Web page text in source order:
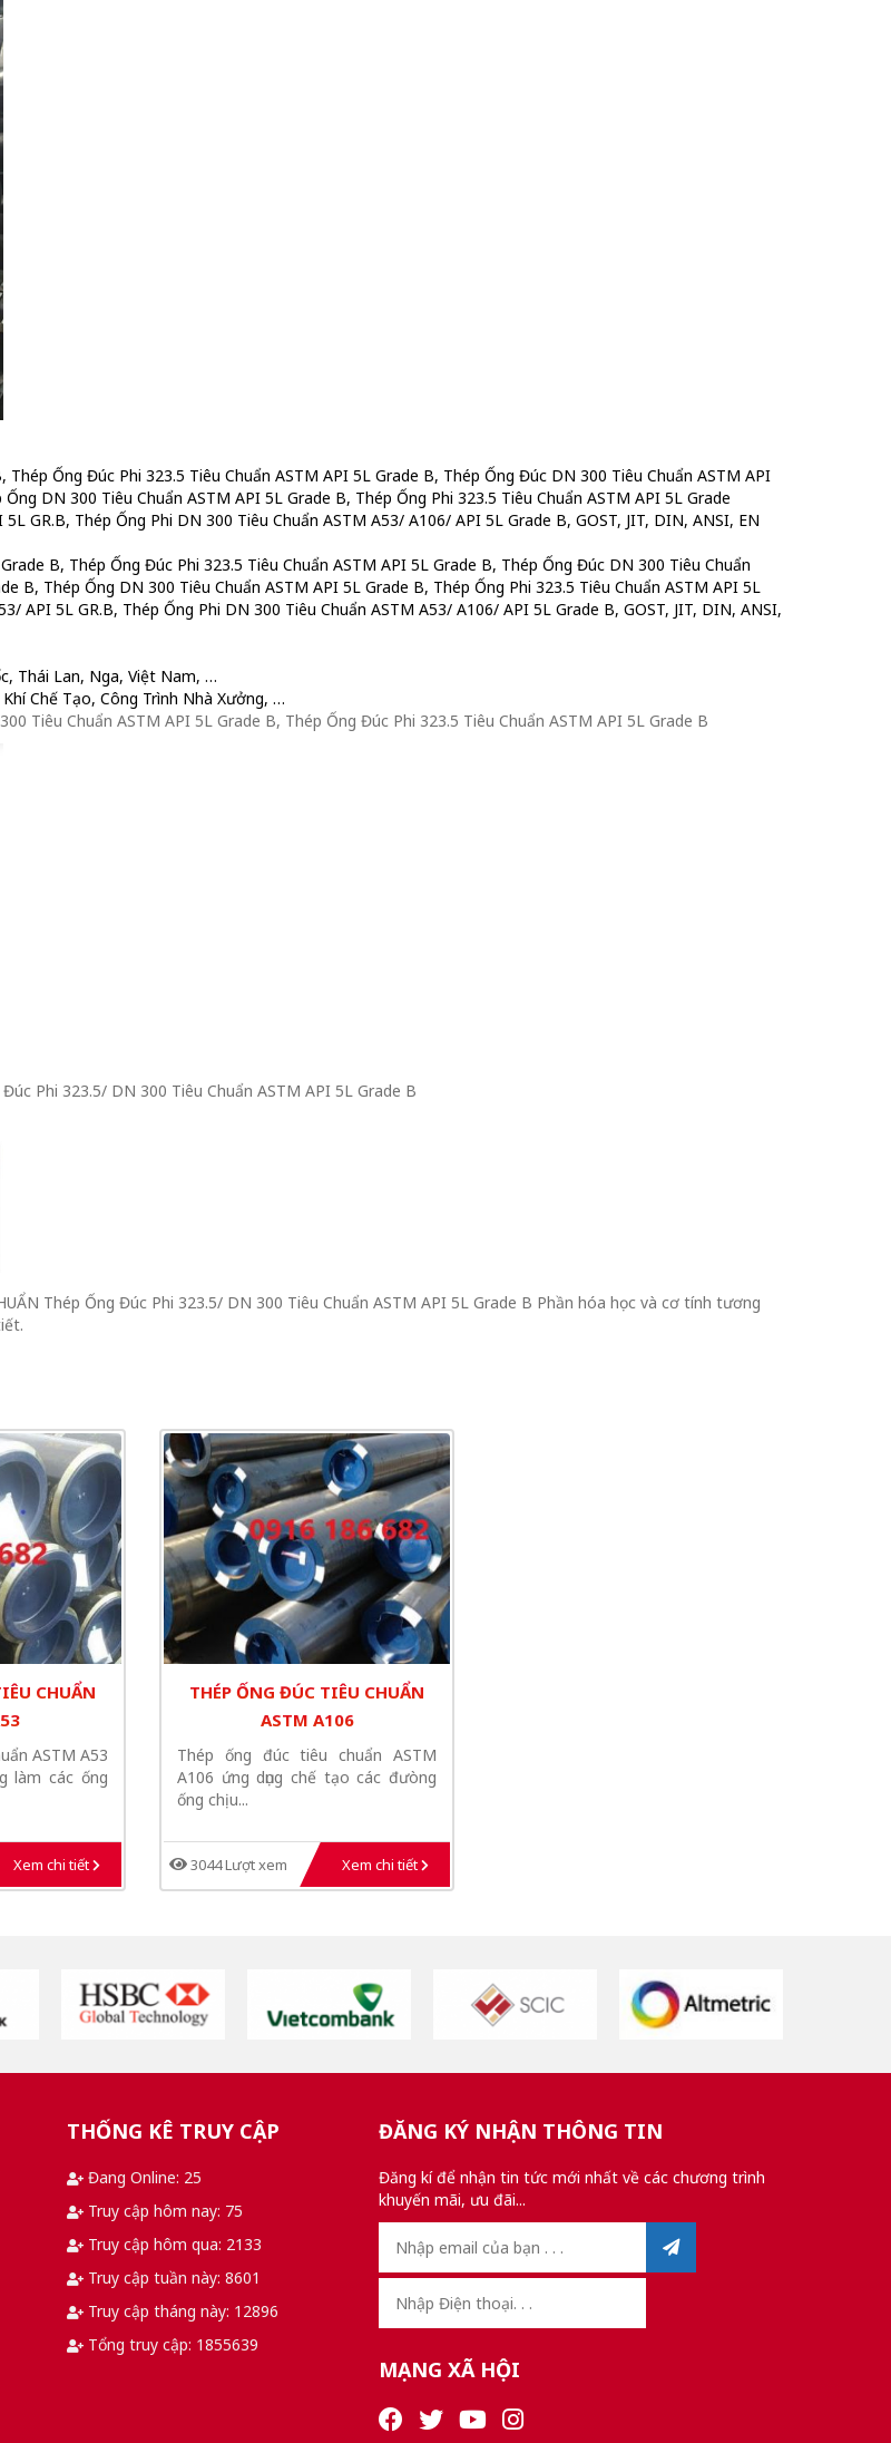
Thép Ống Đúc Phi 323.5 Tiêu Chuẩn ASTM API 5L Grade B, Thép Ống Đúc DN 300 Tiêu Chuẩn ASTM API
DN 300 Tiêu Chuẩn ASTM API 5L Grade B, Thép Ống Phi 323.5 Tiêu Chuẩn ASTM API 5L Grade
GR.B, Thép Ống Phi DN 300 Tiêu Chuẩn ASTM A53/ A106/ API 5L Grade B, GOST, JIT, DIN, ANSI, EN
B, Thép Ống Đúc Phi 323.5 Tiêu Chuẩn ASTM API 5L Grade B, Thép Ống Đúc DN 300 Tiêu Chuẩn
B, Thép Ống DN 300 Tiêu Chuẩn ASTM API 5L Grade B, Thép Ống Phi 323.5 Tiêu Chuẩn ASTM API 5L
API 5L GR.B, Thép Ống Phi DN 300 Tiêu Chuẩn ASTM A53/ A106/ API 5L Grade B, GOST, JIT, DIN, ANSI,
Thái Lan, Nga, Việt Nam, …
Khí Chế Tạo, Công Trình Nhà Xưởng, …
Tiêu Chuẩn ASTM API 5L Grade B, Thép Ống Đúc Phi 323.5 Tiêu Chuẩn ASTM API 5L Grade B
Phi 323.5/ DN 300 Tiêu Chuẩn ASTM API 5L Grade B
Thép Ống Đúc Phi 323.5/ DN 300 Tiêu Chuẩn ASTM API 5L Grade B Phần hóa học và cơ tính tương
CHUẨN
ASTM A53
làm các ống
Xem chi tiết
THÉP ỐNG ĐÚC TIÊU CHUẨN
ASTM A106
Thép ống đúc tiêu chuẩn ASTM
A106 ứng dụng chế tạo các đưòng
ống chịu...
3044 Lượt xem Xem chi tiết
THỐNG KÊ TRUY CẬP
Đang Online: 25
Truy cập hôm nay: 75
Truy cập hôm qua: 2133
Truy cập tuần này: 8601
Truy cập tháng này: 12896
Tổng truy cập: 1855639
ĐĂNG KÝ NHẬN THÔNG TIN
Đăng kí để nhận tin tức mới nhất về các chương trình
khuyến mãi, ưu đãi...
MẠNG XÃ HỘI